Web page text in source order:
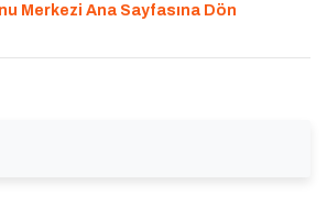
Merkezi Ana Sayfasına Dön